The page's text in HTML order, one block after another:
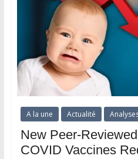
A la une Actualité
New Peer-
COVID Vaccines